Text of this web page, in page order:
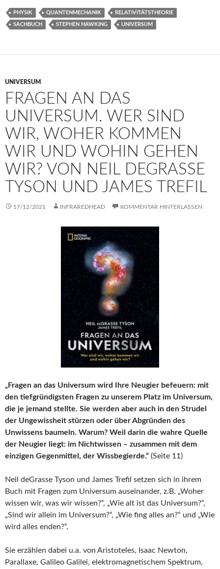
PHYSIK QUANTENMECHANIK RELATIVITÄTSTHEORIE
SACHBUCH STEPHEN HAWKING UNIVERSUM
UNIVERSUM
FRAGEN AN DAS
UNIVERSUM. WER SIND
WIR, WOHER KOMMEN
WIR UND WOHIN GEHEN
WIR? VON NEIL DEGRASSE
TYSON UND JAMES TREFIL
17/12/2021 INFRAREDHEAD KOMMENTAR HINTERLASSEN
„Fragen an das Universum wird Ihre Neugier befeuern: mit
den tiefgründigsten Fragen zu unserem Platz im Universum,
die je jemand stellte. Sie werden aber auch in den Strudel
der Ungewissheit stürzen oder über Abgründen des
Unwissens baumeln. Warum? Weil darin die wahre Quelle
der Neugier liegt: im Nichtwissen – zusammen mit dem
einzigen Gegenmittel, der Wissbegierde.“ (Seite 11)
Neil deGrasse Tyson und James Trefil setzen sich in ihrem
Buch mit Fragen zum Universum auseinander, z.B. „Woher
wissen wir, was wir wissen?“, „Wie alt ist das Universum?“,
„Sind wir allein im Universum?“, „Wie fing alles an?“ und „Wie
wird alles enden?“.
Sie erzählen dabei u.a. von Aristoteles, Isaac Newton,
Parallaxe, Galileo Galilei, elektromagnetischem Spektrum,